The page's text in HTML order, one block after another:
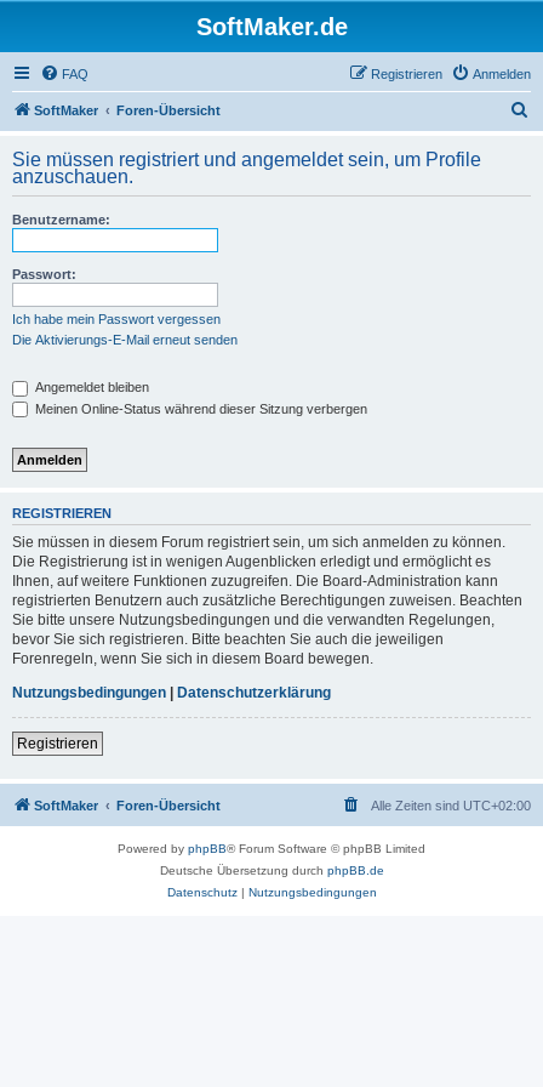
SoftMaker.de
FAQ Anmelden
Registrieren
SoftMaker Foren-Übersicht
h
Sie müssen registriert und angemeldet sein, um Profile
anzuschauen.
Benutzername:
Passwort:
Ich habe mein Passwort vergessen
Die Aktivierungs-E-Mail erneut senden
Angemeldet bleiben
Meinen Online-Status während dieser Sitzung verbergen
REGISTRIEREN
Sie müssen in diesem Forum registriert sein, um sich anmelden zu können.
Die Registrierung ist in wenigen Augenblicken erledigt und ermöglicht es
Ihnen, auf weitere Funktionen zuzugreifen. Die Board-Administration kann
registrierten Benutzern auch zusätzliche Berechtigungen zuweisen. Beachten
Sie bitte unsere Nutzungsbedingungen und die verwandten Regelungen,
bevor Sie sich registrieren. Bitte beachten Sie auch die jeweiligen
Forenregeln, wenn Sie sich in diesem Board bewegen.
Nutzungsbedingungen | Datenschutzerklärung
Registrieren
SoftMaker Foren-Übersicht Alle Zeiten sind UTC+02:00
Powered by phpBB® Forum Software © phpBB Limited
Deutsche Übersetzung durch phpBB.de
Datenschutz| Nutzungsbedingungen